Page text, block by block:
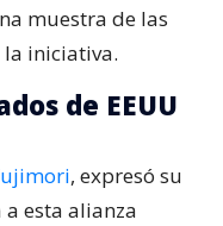
muestra de las
iniciativa.
de EEUU
, expresó su
a esta alianza